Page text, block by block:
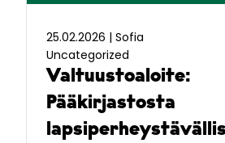
25.02.2026 | Sofia
Uncategorized
Valtuustoaloite:
Pääkirjastosta